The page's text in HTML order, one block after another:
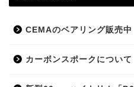
CEMAのベアリング販売中
カーボンスポークについて